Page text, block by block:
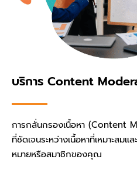
บริการ Content
การกลั่นกรองเนื้อหา (Content
ที่ชัดเจนระหว่างเนื้อหาที่เหมาะสม
หมายหรือสมาชิกของคุณ